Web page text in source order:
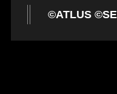
©ATLUS